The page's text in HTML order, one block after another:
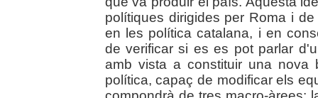
polítiques dirigides per Roma i
en les política catalana, i en
de verificar si es es pot parlar
amb vista a constituir una nova
política, capaç de modificar els